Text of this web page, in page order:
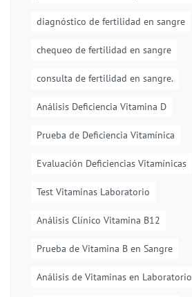
diagnóstico de fertilidad en sangre
chequeo de fertilidad en sangre
consulta de fertilidad en sangre.
Análisis Deficiencia Vitamina D
Prueba de Deficiencia Vitamínica
Evaluación Deficiencias Vitamínicas
Test Vitaminas Laboratorio
Análisis Clínico Vitamina B12
Prueba de Vitamina B en Sangre
Análisis de Vitaminas en Laboratorio